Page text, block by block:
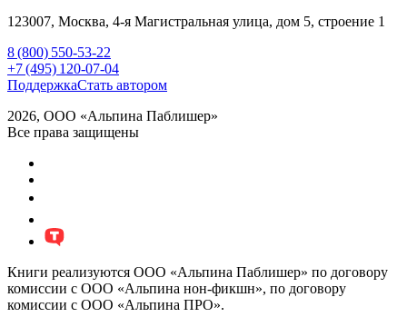
123007, Москва, 4-я Магистральная улица, дом 5, строение 1
8 (800) 550-53-22
+7 (495) 120-07-04
ПоддержкаСтать автором
2026, ООО «Альпина Паблишер»
Все права защищены
Книги реализуются ООО «Альпина Паблишер» по договору
комиссии с ООО «Альпина нон-фикшн», по договору
комиссии с ООО «Альпина ПРО».